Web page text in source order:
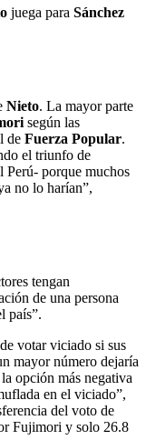
juega para Sánchez
Nieto. La mayor parte
según las
de Fuerza Popular.
el triunfo de
Perú- porque muchos
no lo harían”,
tengan
de una persona
país”.
votar viciado si sus
mayor número dejaría
opción más negativa
en el viciado”,
del voto de
Fujimori y solo 26.8